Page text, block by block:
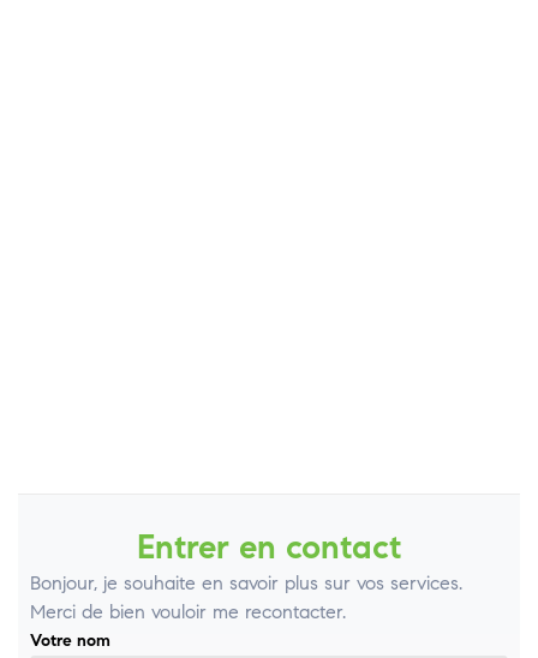
Entrer en contact
Bonjour, je souhaite en savoir plus sur vos services.
Merci de bien vouloir me recontacter.
Votre nom